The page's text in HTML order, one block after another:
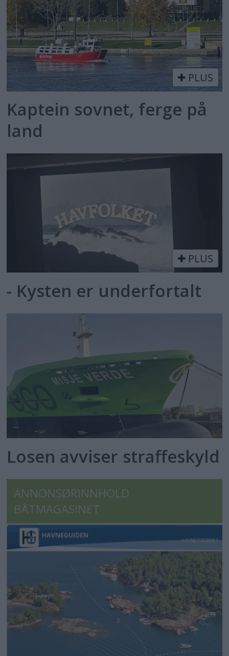
PLUS
Kaptein sovnet, ferge på
land
PLUS
- Kysten er underfortalt
Losen avviser straffeskyld
ANNONSØRINNHOLD
BÅTMAGASINET